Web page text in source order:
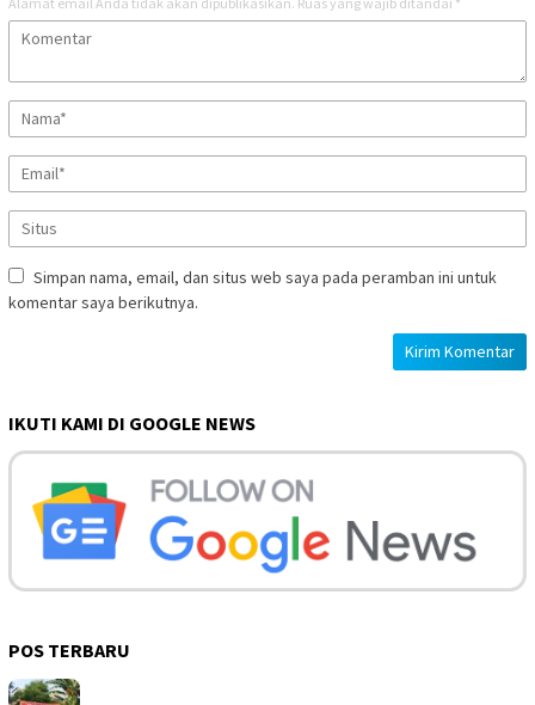
Simpan nama, email, dan situs web saya pada peramban ini untuk
komentar saya berikutnya.
IKUTI KAMI DI GOOGLE NEWS
POS TERBARU